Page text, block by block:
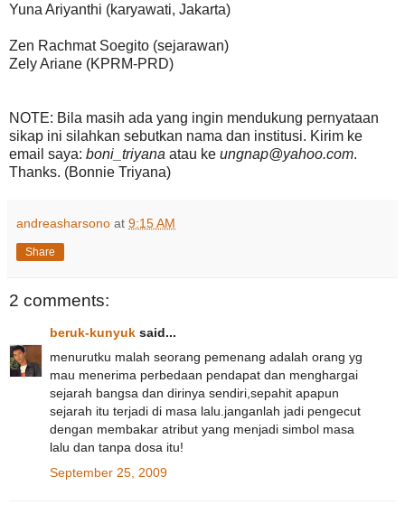
Yuna Ariyanthi (karyawati, Jakarta)
Zen Rachmat Soegito (sejarawan)
Zely Ariane (KPRM-PRD)
NOTE: Bila masih ada yang ingin mendukung pernyataan
sikap ini silahkan sebutkan nama dan institusi. Kirim ke
email saya: boni_triyana atau ke ungnap@yahoo.com.
Thanks. (Bonnie Triyana)
andreasharsono at 9:15 AM
Share
2 comments:
beruk-kunyuk said...
menurutku malah seorang pemenang adalah orang yg
mau menerima perbedaan pendapat dan menghargai
sejarah bangsa dan dirinya sendiri,sepahit apapun
sejarah itu terjadi di masa lalu.janganlah jadi pengecut
dengan membakar atribut yang menjadi simbol masa
lalu dan tanpa dosa itu!
September 25, 2009